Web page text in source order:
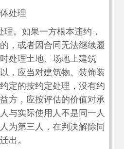
处理
理。如果一方根本违约，
，或者因合同无法继续履
处理土地、场地上建筑
，应当对建筑物、装饰装
定的按约定处理，没有约
方，应按评估的价值对承
与实际使用人不是同一人
为第三人，在判决解除同
出。